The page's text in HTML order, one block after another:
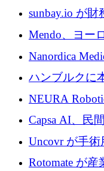
万ドルを調達
sunbay.io が
するために 55
Mendo、ヨー
入を拡大する
Nanordica
傷治療薬を市
ロを調達
ハンブルクに
Partnersが
NEURA
ブ ロボティク
ためにシリー
Capsa AI、民
ムを拡大する
Uncovr が手
を構築するた
Rotomate が